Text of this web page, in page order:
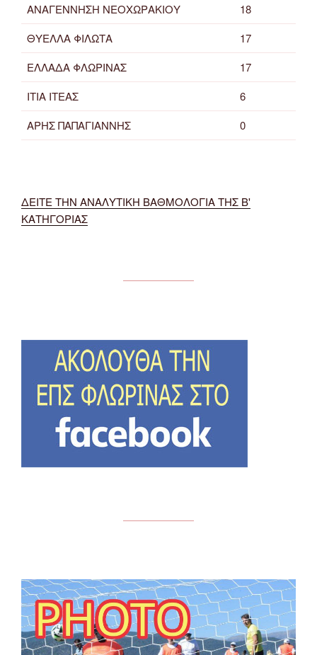
ΑΝΑΓΕΝΝΗΣΗ ΝΕΟΧΩΡΑΚΙΟΥ
18
ΘΥΕΛΛΑ ΦΙΛΩΤΑ
17
ΕΛΛΑΔΑ ΦΛΩΡΙΝΑΣ
17
ΙΤΙΑ ΙΤΕΑΣ
6
ΑΡΗΣ ΠΑΠΑΓΙΑΝΝΗΣ
0
ΔΕΙΤΕ ΤΗΝ ΑΝΑΛΥΤΙΚΗ ΒΑΘΜΟΛΟΓΙΑ ΤΗΣ Β'
ΚΑΤΗΓΟΡΙΑΣ